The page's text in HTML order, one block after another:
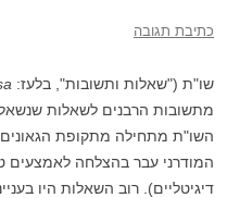
כתיבת תגובה
שו"ת ("שאלות ותשובות", בלעז:
מתשובות הרבנים לשאלות
השו"ת מתחילה מתקופת
דיגיטליים). רוב השאלות היו